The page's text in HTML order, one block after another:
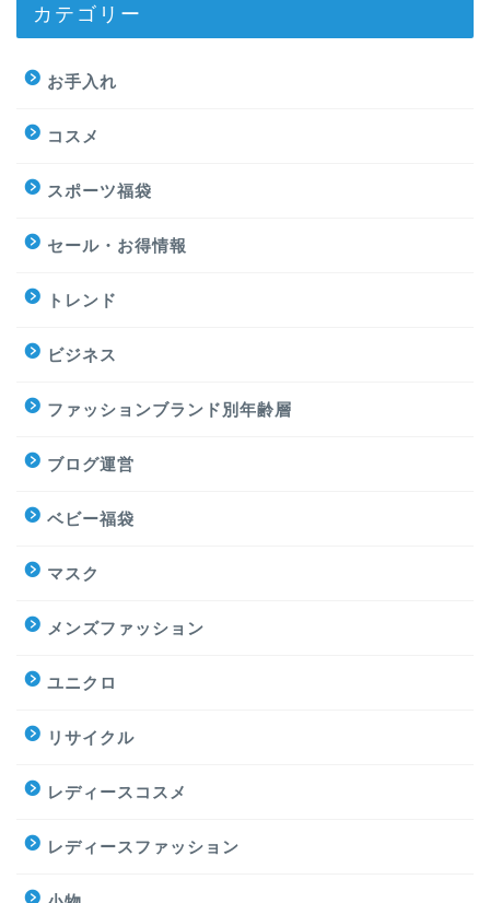
カテゴリー
お手入れ
コスメ
スポーツ福袋
セール・お得情報
トレンド
ビジネス
ファッションブランド別年齢層
ブログ運営
ベビー福袋
マスク
メンズファッション
ユニクロ
リサイクル
レディースコスメ
レディースファッション